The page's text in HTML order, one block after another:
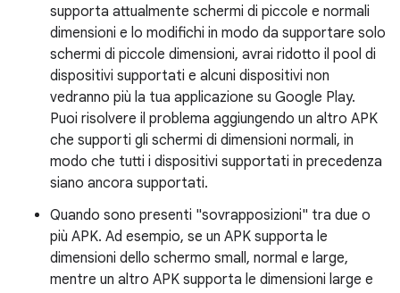
supporta attualmente schermi di piccole e normali
dimensioni e lo modifichi in modo da supportare solo
schermi di piccole dimensioni, avrai ridotto il pool di
dispositivi supportati e alcuni dispositivi non
vedranno più la tua applicazione su Google Play.
Puoi risolvere il problema aggiungendo un altro APK
che supporti gli schermi di dimensioni normali, in
modo che tutti i dispositivi supportati in precedenza
siano ancora supportati.
Quando sono presenti "sovrapposizioni" tra due o
più APK. Ad esempio, se un APK supporta le
dimensioni dello schermo small, normal e large,
mentre un altro APK supporta le dimensioni large e